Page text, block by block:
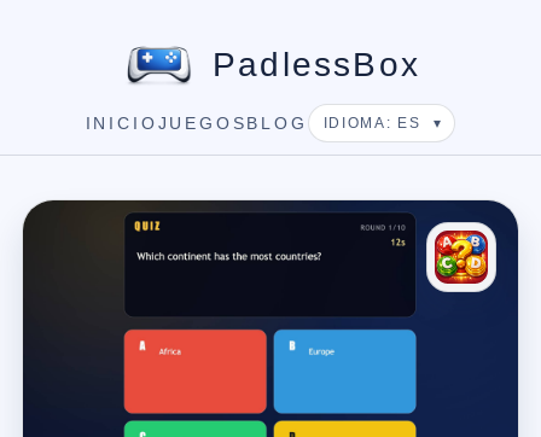
PadlessBox
INICIOJUEGOSBLOG IDIOMA: ES